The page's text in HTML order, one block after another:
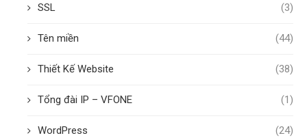
SSL (3)
Tên miền (44)
Thiết Kế Website (38)
Tổng đài IP – VFONE (1)
WordPress (24)